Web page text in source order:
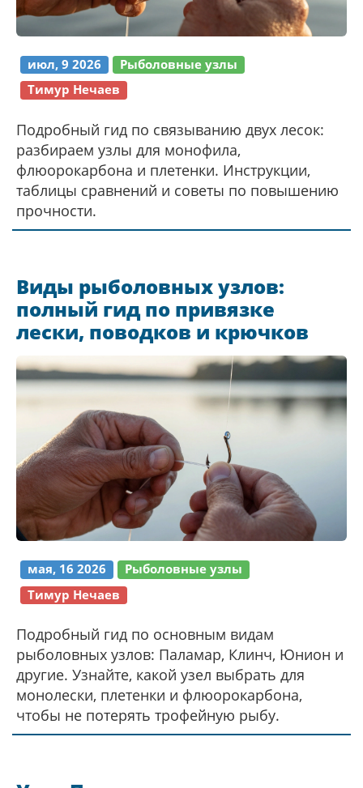
июл, 9 2026
Рыболовные узлы
Тимур Нечаев
Подробный гид по связыванию двух лесок:
разбираем узлы для монофила,
флюорокарбона и плетенки. Инструкции,
таблицы сравнений и советы по повышению
прочности.
Виды рыболовных узлов:
полный гид по привязке
лески, поводков и крючков
мая, 16 2026
Рыболовные узлы
Тимур Нечаев
Подробный гид по основным видам
рыболовных узлов: Паламар, Клинч, Юнион и
другие. Узнайте, какой узел выбрать для
монолески, плетенки и флюорокарбона,
чтобы не потерять трофейную рыбу.